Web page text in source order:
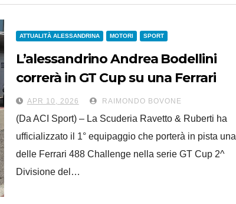
ATTUALITÀ ALESSANDRINA MOTORI SPORT
L’alessandrino Andrea Bodellini
correrà in GT Cup su una Ferrari
488 Challenge
APR 10, 2026 RAIMONDO BOVONE
(Da ACI Sport) – La Scuderia Ravetto & Ruberti ha
ufficializzato il 1° equipaggio che porterà in pista una
delle Ferrari 488 Challenge nella serie GT Cup 2^
Divisione del…